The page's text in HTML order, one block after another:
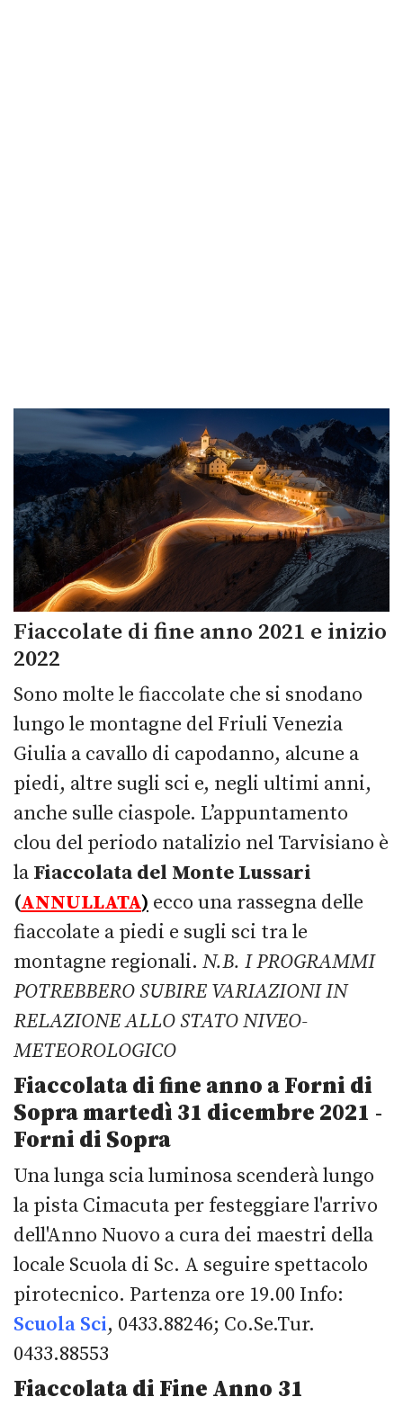
Fiaccolate di fine anno 2021 e inizio
2022
Sono molte le fiaccolate che si snodano
lungo le montagne del Friuli Venezia
Giulia a cavallo di capodanno, alcune a
piedi, altre sugli sci e, negli ultimi anni,
anche sulle ciaspole. L’appuntamento
clou del periodo natalizio nel Tarvisiano è
la Fiaccolata del Monte Lussari
(ANNULLATA) ecco una rassegna delle
fiaccolate a piedi e sugli sci tra le
montagne regionali. N.B. I PROGRAMMI
POTREBBERO SUBIRE VARIAZIONI IN
RELAZIONE ALLO STATO NIVEO-
METEOROLOGICO
Fiaccolata di fine anno a Forni di
Sopra martedì 31 dicembre 2021 -
Forni di Sopra
Una lunga scia luminosa scenderà lungo
la pista Cimacuta per festeggiare l'arrivo
dell'Anno Nuovo a cura dei maestri della
locale Scuola di Sc. A seguire spettacolo
pirotecnico. Partenza ore 19.00 Info:
Scuola Sci, 0433.88246; Co.Se.Tur.
0433.88553
Fiaccolata di Fine Anno 31